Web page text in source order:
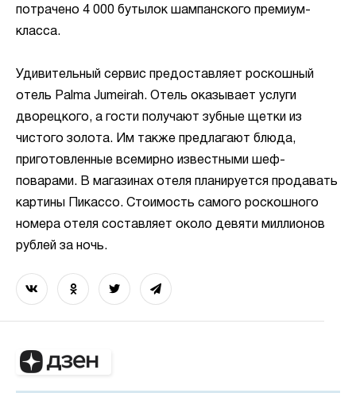
потрачено 4 000 бутылок шампанского премиум-
класса.
Удивительный сервис предоставляет роскошный
отель Palma Jumeirah. Отель оказывает услуги
дворецкого, а гости получают зубные щетки из
чистого золота. Им также предлагают блюда,
приготовленные всемирно известными шеф-
поварами. В магазинах отеля планируется продавать
картины Пикассо. Стоимость самого роскошного
номера отеля составляет около девяти миллионов
рублей за ночь.